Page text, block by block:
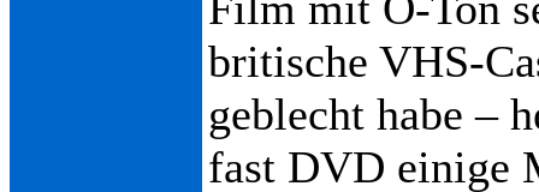
britische VHS-
geblecht habe –
fast DVD einige